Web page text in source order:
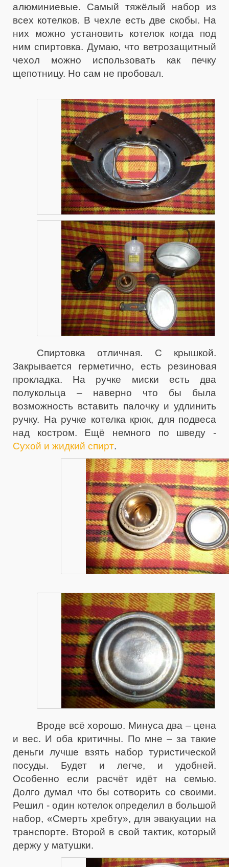
алюминиевые. Самый тяжёлый набор из
всех котелков. В чехле есть две скобы. На
них можно установить котелок когда под
ним спиртовка. Думаю, что ветрозащитный
чехол можно использовать как печку
щепотницу. Но сам не пробовал.
Спиртовка отличная. С крышкой.
Закрывается герметично, есть резиновая
прокладка. На ручке миски есть два
полукольца – наверно что бы была
возможность вставить палочку и удлинить
ручку. На ручке котелка крюк, для подвеса
над костром. Ещё немного по шведу -
Сухой и жидкий спирт.
Вроде всё хорошо. Минуса два – цена
и вес. И оба критичны. По мне – за такие
деньги лучше взять набор туристической
посуды. Будет и легче, и удобней.
Особенно если расчёт идёт на семью.
Долго думал что бы сотворить со своими.
Решил - один котелок определил в большой
набор, «Смерть хребту», для эвакуации на
транспорте. Второй в свой тактик, который
держу у матушки.